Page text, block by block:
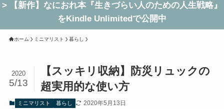
> 【新作】なにおれ本『生きづらい人のための人生戦略』
をKindle Unlimitedで公開中
ホーム ミニマリスト 暮らし
【スッキリ収納】防災リュックの
超実用的な使い方
2020
5/13
ミニマリスト 暮らし 2020年5月13日